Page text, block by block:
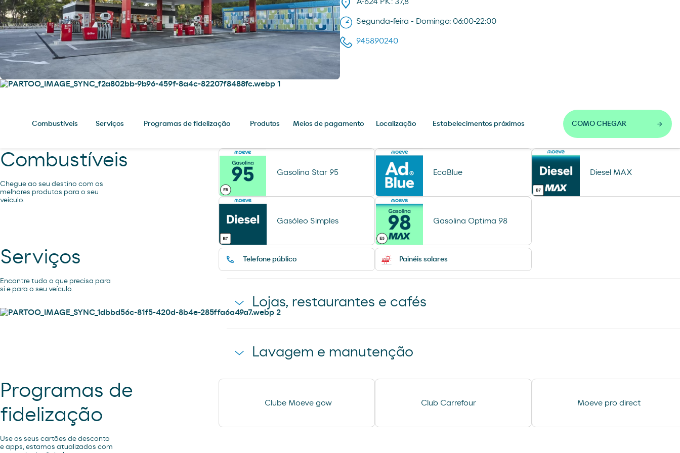
Segunda-feira - Domingo: 06:00-22:00
945890240
Combustíveis Serviços Programas de fidelização Produtos Meios de pagamento Localização Estabelecimentos próximos COMO CHEGAR
Combustíveis
Chegue ao seu destino com os
melhores produtos para o seu
veículo.
Gasolina Star 95 EcoBlue Diesel MAX
Gasóleo Simples Gasolina Optima 98
Serviços
Encontre tudo o que precisa para
si e para o seu veículo.
Telefone público Painéis solares
Lojas, restaurantes e cafés
Lavagem e manutenção
automóveis
Programas de
fidelização
Use os seus cartões de desconto
e apps, estamos atualizados com
Clube Moeve gow Club Carrefour Moeve pro direct